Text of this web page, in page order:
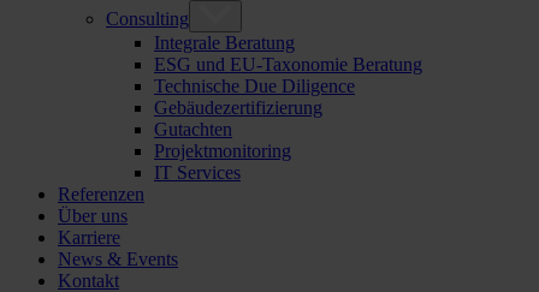
Consulting
Integrale Beratung
ESG und EU-Taxonomie Beratung
Technische Due Diligence
Gebäudezertifizierung
Gutachten
Projektmonitoring
IT Services
Referenzen
Über uns
Karriere
News & Events
Kontakt